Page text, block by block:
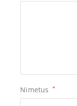
Nimetus *